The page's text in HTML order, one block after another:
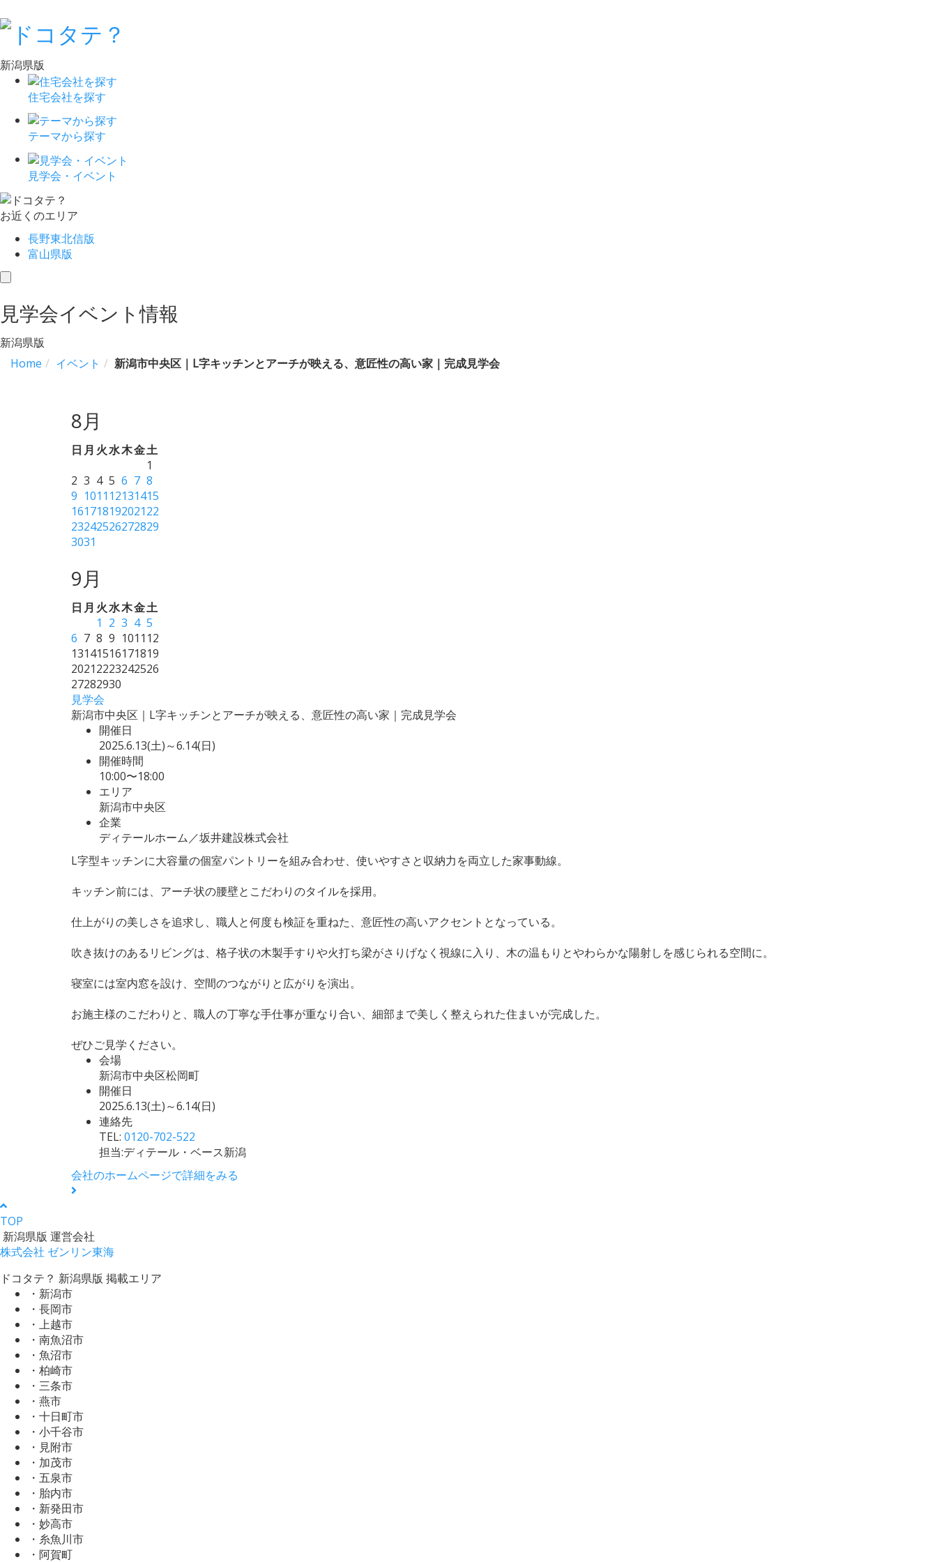
新潟県版
住宅会社を探す
テーマから探す
見学会・イベント
お近くのエリア
長野東北信版
富山県版
toggle
見学会イベント情報
新潟県版
Home
イベント 新潟市中央区｜L字キッチンとアーチが映える、意匠性の高い家｜完成見学会
8月
日 月 火水木金土
1
2 3 4 5 6 7 8
9 1011 12131415
16171819202122
23242526272829
3031
9月
日 月 火水木金土
1 2 3 4 5
6 7 8 9 1011 12
13141516171819
20212223242526
27282930
見学会
新潟市中央区｜L字キッチンとアーチが映える、意匠性の高い家｜完成見学会
開催日
2025.6.13(土)～6.14(日)
開催時間
10:00〜18:00
エリア
新潟市中央区
企業
ディテールホーム／坂井建設株式会社
L字型キッチンに大容量の個室パントリーを組み合わせ、使いやすさと収納力を両立した家事動線。
キッチン前には、アーチ状の腰壁とこだわりのタイルを採用。
仕上がりの美しさを追求し、職人と何度も検証を重ねた、意匠性の高いアクセントとなっている。
吹き抜けのあるリビングは、格子状の木製手すりや火打ち梁がさりげなく視線に入り、木の温もりとやわらかな陽射しを感じられる空間に。
寝室には室内窓を設け、空間のつながりと広がりを演出。
お施主様のこだわりと、職人の丁寧な手仕事が重なり合い、細部まで美しく整えられた住まいが完成した。
ぜひご見学ください。
会場
新潟市中央区松岡町
開催日
2025.6.13(土)～6.14(日)
連絡先
TEL: 0120-702-522
担当:ディテール・ベース新潟
会社のホームページで詳細をみる
TOP
新潟県版 運営会社
株式会社 ゼンリン東海
ドコタテ？ 新潟県版 掲載エリア
・新潟市
・長岡市
・上越市
・南魚沼市
・魚沼市
・柏崎市
・三条市
・燕市
・十日町市
・小千谷市
・見附市
・加茂市
・五泉市
・胎内市
・新発田市
・妙高市
・糸魚川市
・阿賀町